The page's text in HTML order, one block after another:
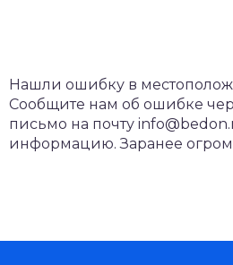
Нашли ошибку в
Сообщите нам об ошибке
письмо на почту
информацию. Заранее